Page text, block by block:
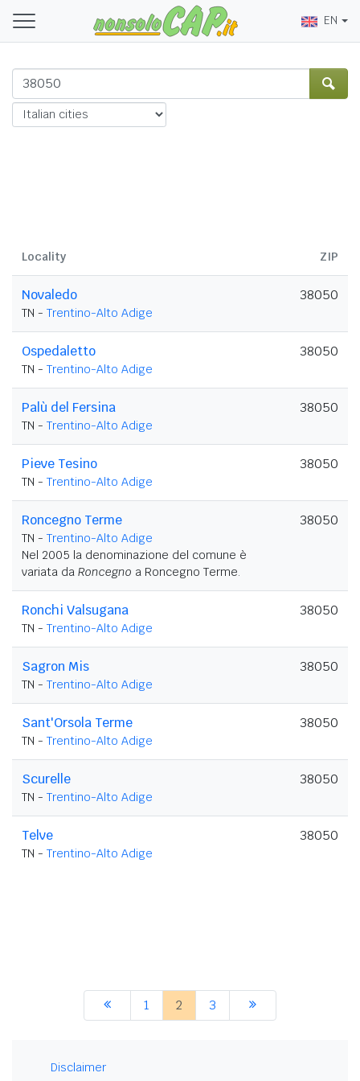
EN
Locality ZIP
Novaledo
TN - Trentino-Alto Adige
38050
Ospedaletto
TN - Trentino-Alto Adige
38050
Palù del Fersina
TN - Trentino-Alto Adige
38050
Pieve Tesino
TN - Trentino-Alto Adige
38050
Roncegno Terme
TN - Trentino-Alto Adige
Nel 2005 la denominazione del comune è
variata da Roncegno a Roncegno Terme.
38050
Ronchi Valsugana
TN - Trentino-Alto Adige
38050
Sagron Mis
TN - Trentino-Alto Adige
38050
Sant'Orsola Terme
TN - Trentino-Alto Adige
38050
Scurelle
TN - Trentino-Alto Adige
38050
Telve
TN - Trentino-Alto Adige
38050
1 2 3
Disclaimer